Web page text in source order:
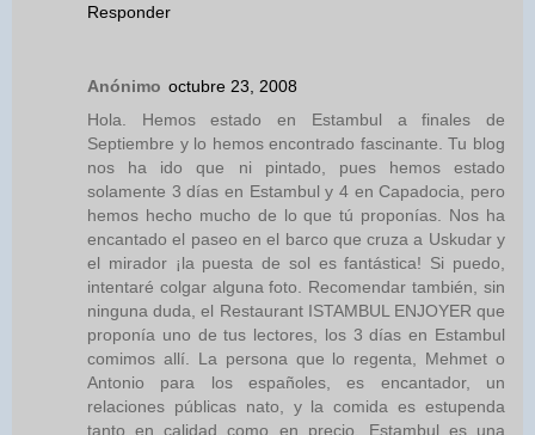
Responder
Anónimo octubre 23, 2008
Hola. Hemos estado en Estambul a finales de
Septiembre y lo hemos encontrado fascinante. Tu blog
nos ha ido que ni pintado, pues hemos estado
solamente 3 días en Estambul y 4 en Capadocia, pero
hemos hecho mucho de lo que tú proponías. Nos ha
encantado el paseo en el barco que cruza a Uskudar y
el mirador ¡la puesta de sol es fantástica! Si puedo,
intentaré colgar alguna foto. Recomendar también, sin
ninguna duda, el Restaurant ISTAMBUL ENJOYER que
proponía uno de tus lectores, los 3 días en Estambul
comimos allí. La persona que lo regenta, Mehmet o
Antonio para los españoles, es encantador, un
relaciones públicas nato, y la comida es estupenda
tanto en calidad como en precio. Estambul es una